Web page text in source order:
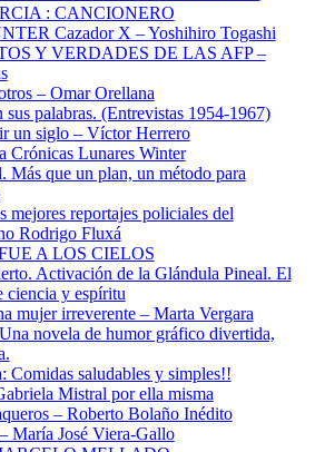
: CANCIONERO
Cazador X – Yoshihiro Togashi
Y VERDADES DE LAS AFP –
– Omar Orellana
sus palabras. (Entrevistas 1954-1967)
un siglo – Víctor Herrero
Crónicas Lunares Winter
Más que un plan, un método para
mejores reportajes policiales del
Rodrigo Fluxá
A LOS CIELOS
Activación de la Glándula Pineal. El
ciencia y espíritu
mujer irreverente – Marta Vergara
novela de humor gráfico divertida,
Comidas saludables y simples!!
Mistral por ella misma
– Roberto Bolaño Inédito
María José Viera-Gallo